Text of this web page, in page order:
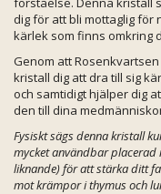
dig för att bli mottaglig för
kärlek som finns omkring
Genom att
kristall dig att dra till sig
och samtidigt hjälper dig
den till dina
Fysiskt sägs denna kristall
mycket användbar placerad
liknande) för att stärka ditt
mot krämpor i thymus och